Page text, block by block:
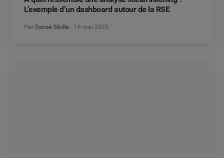
L’exemple d’un dashboard autour de la RSE
Par Danaé Sibille 16 mai 2025